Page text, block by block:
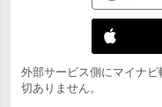
外部サービス側にマイナ
切ありません。